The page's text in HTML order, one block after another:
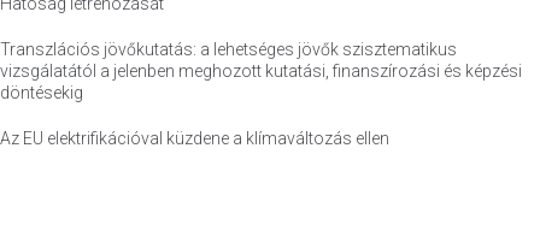
Transzlációs jövőkutatás: a lehetséges jövők szisztematikus
vizsgálatától a jelenben meghozott kutatási, finanszírozási és képzési
döntésekig
Az EU elektrifikációval küzdene a klímaváltozás ellen